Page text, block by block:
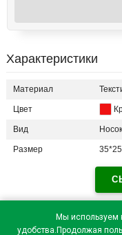
Мы используем
удобства.Продолжая
Характеристики
Материал
Цвет
Вид Носок
Размер